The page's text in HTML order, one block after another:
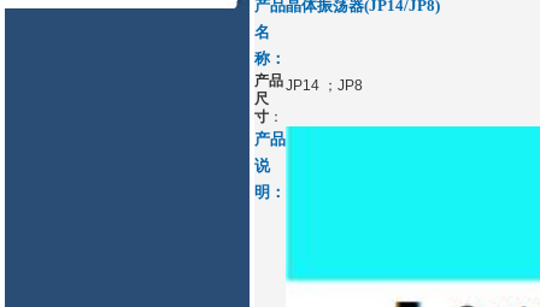
产品
名
称：
晶体振荡器(JP14/JP8)
产品
尺
寸 ：
JP14 ；JP8
产品
说
明：